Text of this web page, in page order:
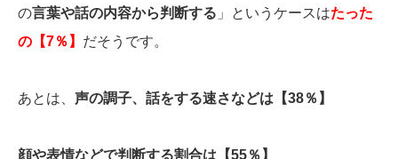
の言葉や話の内容から判断する 」というケースはたった
の【7％】 だそうです。
あとは、 声の調子、話をする速さなどは【38％】
顔や表情などで判断する割合は【55％】